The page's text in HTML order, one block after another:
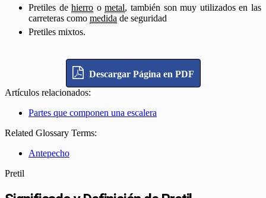
Pretiles dehierro ometal, también son muy utilizados en las
carreteras como medida de seguridad
Pretiles mixtos.
Descargar Página en PDF
Artículos relacionados:
Partes que componen una escalera
Related Glossary Terms:
Antepecho
Pretil